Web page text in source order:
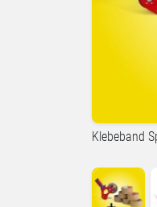
Klebeband